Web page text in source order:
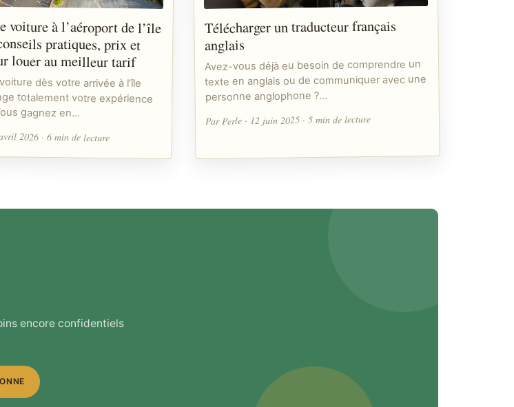
voiture à l’aéroport de l’île
pratiques, prix et
louer au meilleur tarif
dès votre arrivée à l’île
totalement votre expérience
gagnez en…
2026 · 6 min de lecture
Télécharger un traducteur français
anglais
Avez-vous déjà eu besoin de comprendre un
texte en anglais ou de communiquer avec une
personne anglophone ?…
Par Perle · 12 juin 2025 · 5 min de lecture
encore confidentiels